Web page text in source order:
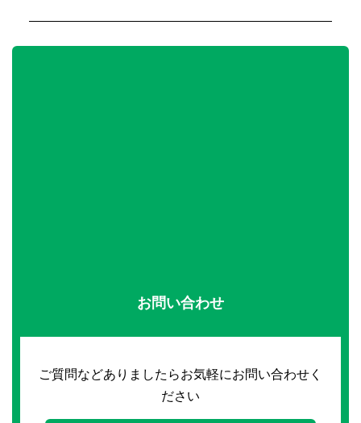
お問い合わせ
ご質問などありましたらお気軽にお問い合わせく
ださい